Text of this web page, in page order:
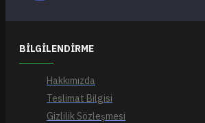
BILGILENDIRME
Hakkımızda
Teslimat Bilgisi
Gizlilik Sözleşmesi